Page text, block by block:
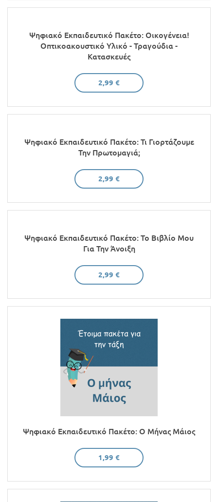
Ψηφιακό Εκπαιδευτικό Πακέτο: Οικογένεια!
Οπτικοακουστικό Υλικό - Τραγούδια -
Κατασκευές
2,99 €
Ψηφιακό Εκπαιδευτικό Πακέτο: Τι Γιορτάζουμε
Την Πρωτομαγιά;
2,99 €
Ψηφιακό Εκπαιδευτικό Πακέτο: Το Βιβλίο Μου
Για Την Άνοιξη
2,99 €
Ψηφιακό Εκπαιδευτικό Πακέτο: Ο Μήνας Μάιος
1,99 €